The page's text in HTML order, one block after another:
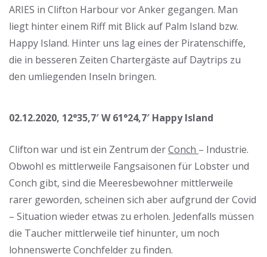
ARIES in Clifton Harbour vor Anker gegangen. Man
liegt hinter einem Riff mit Blick auf Palm Island bzw.
Happy Island. Hinter uns lag eines der Piratenschiffe,
die in besseren Zeiten Chartergäste auf Daytrips zu
den umliegenden Inseln bringen.
02.12.2020, 12°35,7′ W 61°24,7′ Happy Island
Clifton war und ist ein Zentrum derConch – Industrie.
Obwohl es mittlerweile Fangsaisonen für Lobster und
Conch gibt, sind die Meeresbewohner mittlerweile
rarer geworden, scheinen sich aber aufgrund der Covid
– Situation wieder etwas zu erholen. Jedenfalls müssen
die Taucher mittlerweile tief hinunter, um noch
lohnenswerte Conchfelder zu finden.